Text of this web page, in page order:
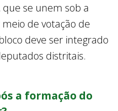
se unem sob a
de votação de
deve ser integrado
distritais.
a formação do